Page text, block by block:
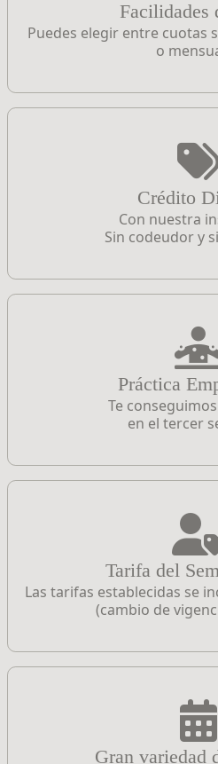
Facilidades
Puedes elegir entre cuotas
o
Crédito
Con nuestra
Sin codeudor y
Práctica
Te
en el tercer
Tarifa del
Las tarifas establecidas se
(cambio de
Gran variedad